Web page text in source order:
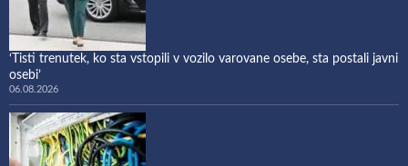
‘Tisti trenutek, ko sta vstopili v vozilo varovane osebe, sta postali javni
osebi’
06.08.2026